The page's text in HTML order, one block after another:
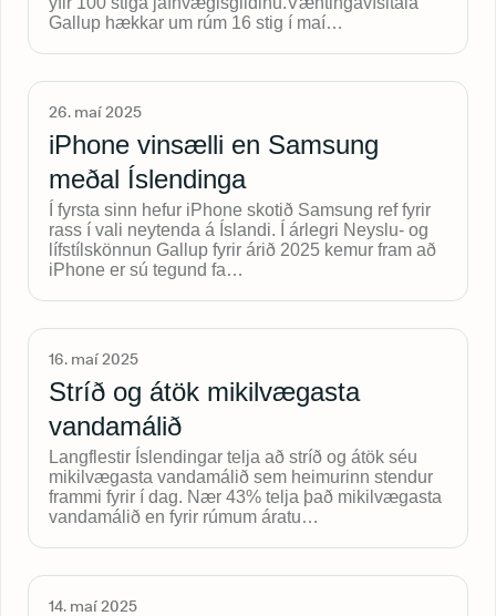
Gallup hækkar um rúm 16 stig í maí…
26. maí 2025
iPhone vinsælli en Samsung
meðal Íslendinga
Í fyrsta sinn hefur iPhone skotið Samsung ref fyrir
rass í vali neytenda á Íslandi. Í árlegri Neyslu- og
lífstílskönnun Gallup fyrir árið 2025 kemur fram að
iPhone er sú tegund fa…
16. maí 2025
Stríð og átök mikilvægasta
vandamálið
Langflestir Íslendingar telja að stríð og átök séu
mikilvægasta vandamálið sem heimurinn stendur
frammi fyrir í dag. Nær 43% telja það mikilvægasta
vandamálið en fyrir rúmum áratu…
14. maí 2025